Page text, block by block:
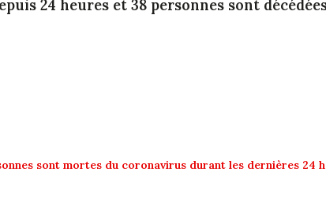
24 heures et 38 personnes sont
sont mortes du coronavirus durant les dernières 24